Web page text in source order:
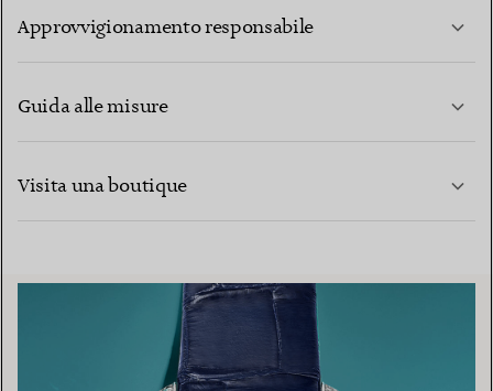
Approvvigionamento responsabile
Guida alle misure
Visita una boutique
TROVA LA BOUTIQUE PIÙ VICINA A TE